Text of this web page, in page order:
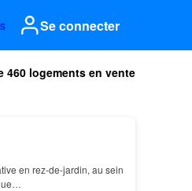
Se connecter
460 logements en vente
en rez-de-jardin, au sein